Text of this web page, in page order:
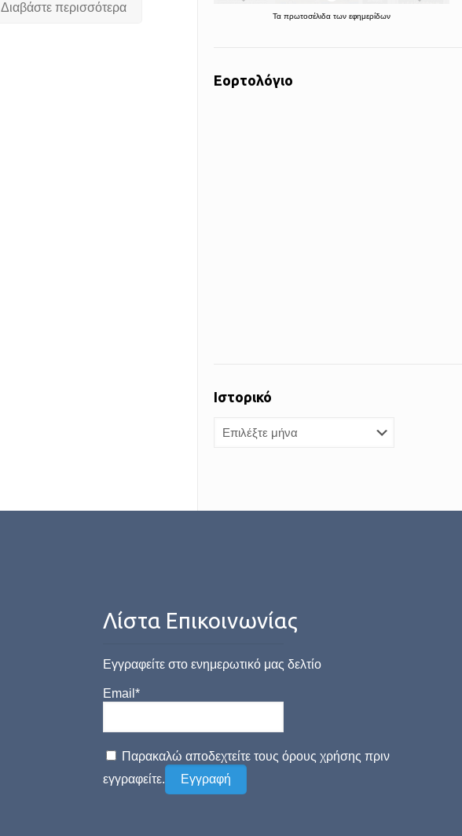
Διαβάστε περισσότερα
Τα πρωτοσέλιδα των εφημερίδων
Εορτολόγιο
Ιστορικό
Λίστα Επικοινωνίας
Εγγραφείτε στο ενημερωτικό μας δελτίο
Email*
Παρακαλώ αποδεχτείτε τους όρους χρήσης πριν
εγγραφείτε.